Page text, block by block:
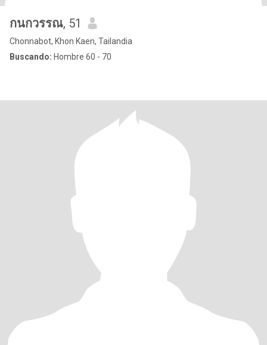
กนกวรรณ, 51
Chonnabot, Khon Kaen, Tailandia
Buscando: Hombre 60 - 70